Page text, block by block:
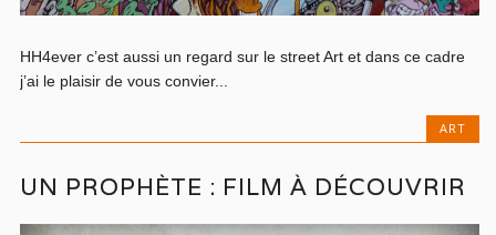
HH4ever c’est aussi un regard sur le street Art et dans ce cadre
j’ai le plaisir de vous convier...
ART
UN PROPHÈTE : FILM À DÉCOUVRIR